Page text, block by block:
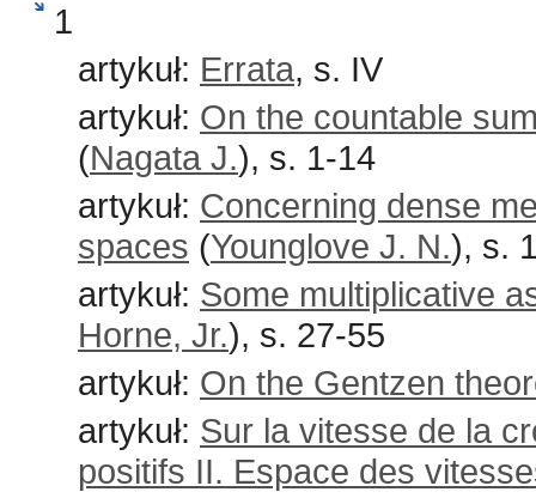
1
artykuł: Errata, s. IV
artykuł: On the countable
(Nagata J.), s. 1-14
artykuł: Concerning dense
spaces (Younglove J. N.), s.
artykuł: Some multiplicative
Horne, Jr.), s. 27-55
artykuł: On the Gentzen
artykuł: Sur la vitesse de la
positifs II. Espace des